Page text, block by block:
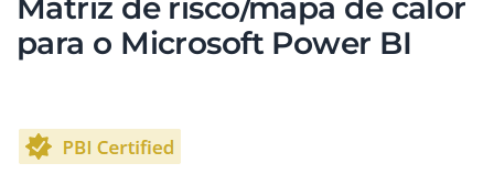
Matriz de risco/mapa de calor
para o Microsoft Power BI